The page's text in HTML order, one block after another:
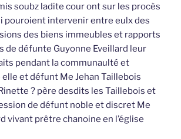
soubz ladite cour ont sur les procès
pouroient intervenir entre eulx des
des biens immeubles et rapports
de défunte Guyonne Eveillard leur
pendant la communaulté et
elle et défunt Me Jehan Taillebois
? père desdits les Taillebois et
de défunt noble et discret Me
vivant prêtre chanoine en l’église